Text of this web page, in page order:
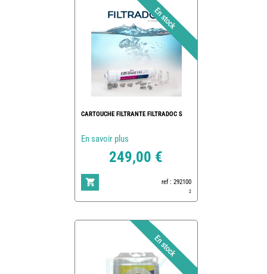
CARTOUCHE FILTRANTE FILTRADOC S
En savoir plus
249,00 €
ref : 292100
2